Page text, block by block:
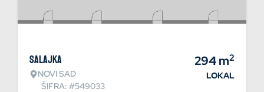
Salajka
NOVI SAD
ŠIFRA: #549033
294m2
LOKAL